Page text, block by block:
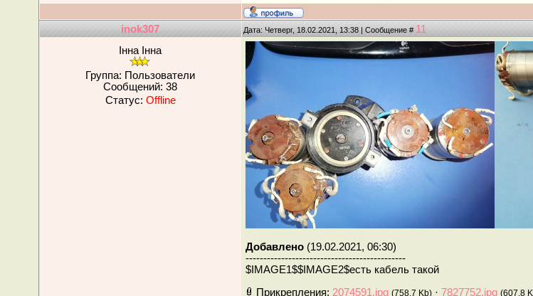
inok307 Дата: Четверг, 18.02.2021, 13:38 | Сообщение # 11
Інна Інна
Группа: Пользователи
Сообщений: 38
Статус: Offline
Добавлено(19.02.2021, 06:30)
---------------------------------------------
$IMAGE1$$IMAGE2$есть кабель такой
Прикрепления: 2074591.jpg (758.7 Kb) · 7827752.jpg (607.8